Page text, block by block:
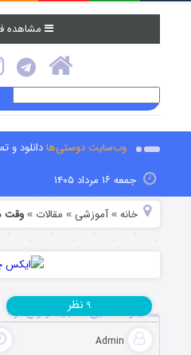
مشاهده
وب‌سایت دوستی‌هادانلود و
جمعه ۱۶ مرداد ۱۴۰۵
خانه »آموزشی » مقالات »وقت
وقت هایی که نباید ازدواج کرد!
Admin
۹ نظر